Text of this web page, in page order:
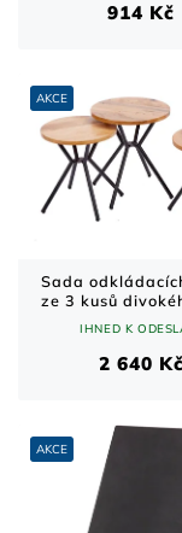
914 Kč
AKCE
Sada
ze 3 kusů
IHNED K
2 640 Kč
AKCE